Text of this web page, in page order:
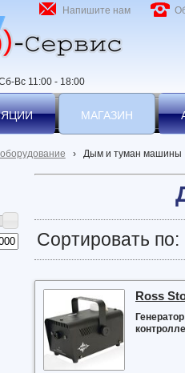
Вс 11:00 - 18:00
Напишите нам
МАГАЗИН
› Дым и туман машины
Сортировать по:
Ross